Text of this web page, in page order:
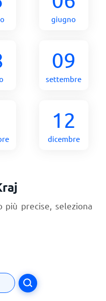
giugno
09
settembre
12
dicembre
precise, seleziona